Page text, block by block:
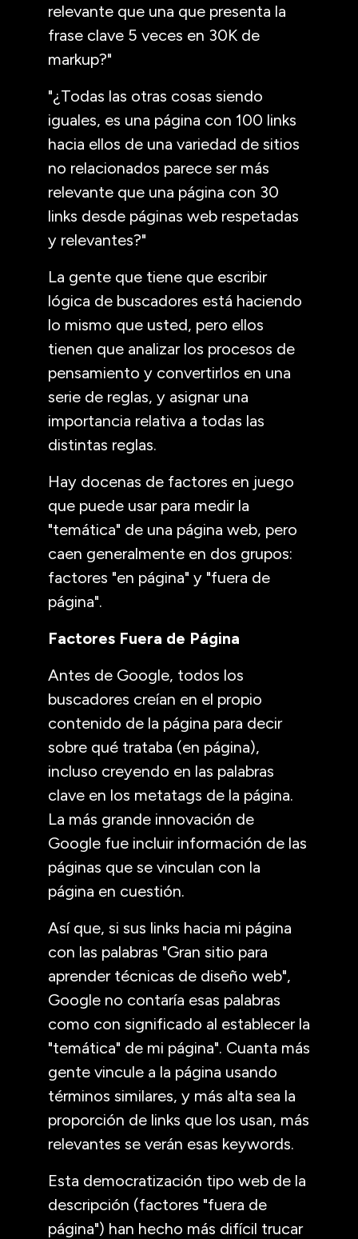
relevante que una que presenta la
frase clave 5 veces en 30K de
markup?"
"¿Todas las otras cosas siendo
iguales, es una página con 100 links
hacia ellos de una variedad de sitios
no relacionados parece ser más
relevante que una página con 30
links desde páginas web respetadas
y relevantes?"
La gente que tiene que escribir
lógica de buscadores está haciendo
lo mismo que usted, pero ellos
tienen que analizar los procesos de
pensamiento y convertirlos en una
serie de reglas, y asignar una
importancia relativa a todas las
distintas reglas.
Hay docenas de factores en juego
que puede usar para medir la
"temática" de una página web, pero
caen generalmente en dos grupos:
factores "en página" y "fuera de
página".
Factores Fuera de Página
Antes de Google, todos los
buscadores creían en el propio
contenido de la página para decir
sobre qué trataba (en página),
incluso creyendo en las palabras
clave en los metatags de la página.
La más grande innovación de
Google fue incluir información de las
páginas que se vinculan con la
página en cuestión.
Así que, si sus links hacia mi página
con las palabras "Gran sitio para
aprender técnicas de diseño web",
Google no contaría esas palabras
como con significado al establecer la
"temática" de mi página". Cuanta más
gente vincule a la página usando
términos similares, y más alta sea la
proporción de links que los usan, más
relevantes se verán esas keywords.
Esta democratización tipo web de la
descripción (factores "fuera de
página") han hecho más difícil trucar